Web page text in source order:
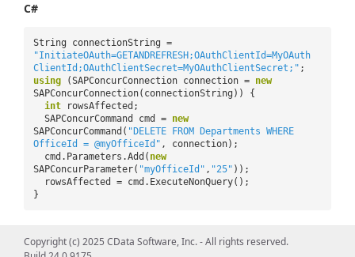
C#
String connectionString =
"InitiateOAuth=GETANDREFRESH;OAuthClientId=MyOAuth
ClientId;OAuthClientSecret=MyOAuthClientSecret;" ;
using
(SAPConcurConnection connection = new
SAPConcurConnection(connectionString)) {
int
rowsAffected;
SAPConcurCommand cmd = new
SAPConcurCommand( "DELETE FROM Departments WHERE
OfficeId = @myOfficeId" , connection);
cmd.Parameters.Add( new
SAPConcurParameter( "myOfficeId" , "25" ));
rowsAffected = cmd.ExecuteNonQuery();
}
Copyright (c) 2025 CData Software, Inc. - All rights reserved.